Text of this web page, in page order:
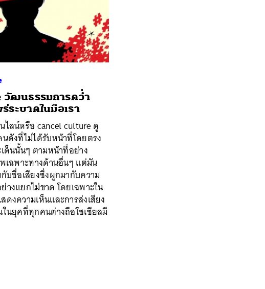
วัฒนธรรมการคว่ำ
ะบาดในมือเรา
ไลน์หรือ cancel culture ดู
ดังที่ไม่ได้รับหน้าที่โดยตรง
ด็นนั้นๆ ตามหน้าที่อย่าง
เฉพาะทางด้านอื่นๆ แต่มัน
บชื่อเสียงซึ่งผูกมากับความ
งแยกไม่ขาด โดยเฉพาะใน
งความเห็นและการส่งเสียง
นยุคที่ทุกคนต่างถือโซเชียลมี